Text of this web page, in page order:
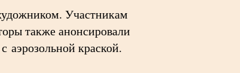
Участникам
также анонсировали
аэрозольной краской.